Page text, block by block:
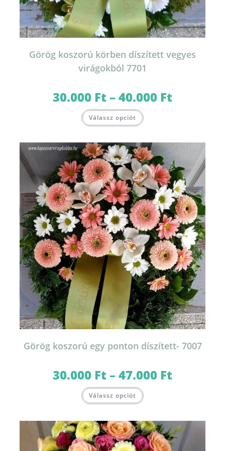
Görög koszorú körben díszített vegyes
virágokból 7701
30.000 Ft–40.000 Ft30.000 Ft
Válassz opciót a
variációja
van.
A
változatok
a
termékoldalon
választhatók
ki
Görög koszorú egy ponton díszített- 7007
30.000 Ft–47.000 Ft30.000 Ft
Válassz opciót a
van.
A
változatok
a